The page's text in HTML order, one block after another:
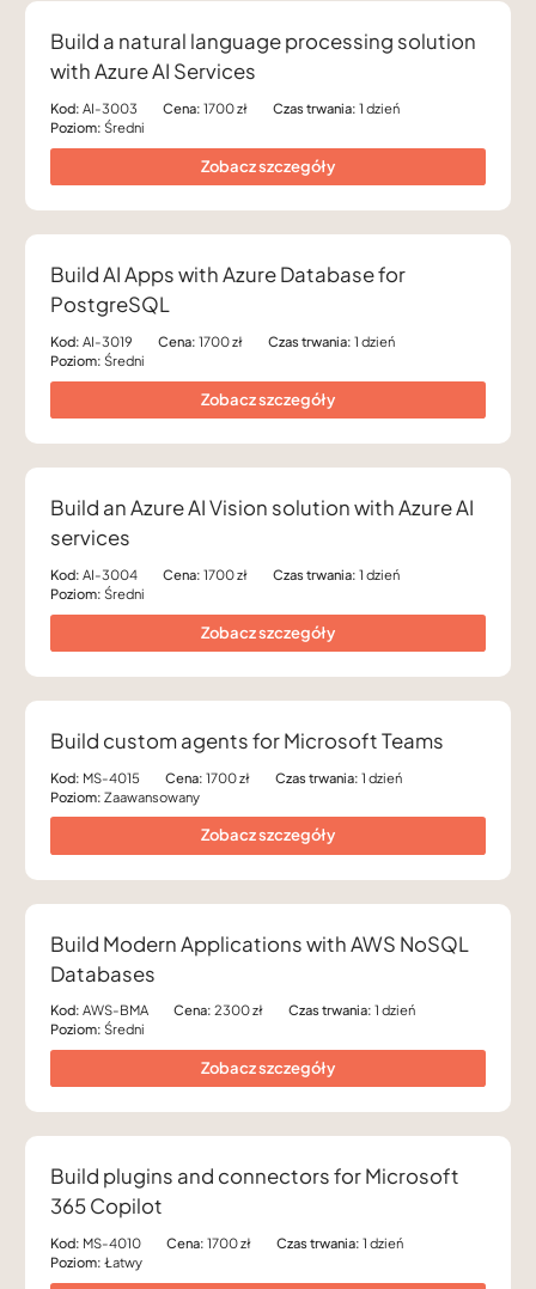
Build a natural language processing solution
with Azure AI Services
Kod: AI-3003 Cena: 1700 zł Czas trwania: 1 dzień
Poziom: Średni
Zobacz szczegóły
Build AI Apps with Azure Database for
PostgreSQL
Kod: AI-3019 Cena: 1700 zł Czas trwania: 1 dzień
Poziom: Średni
Zobacz szczegóły
Build an Azure AI Vision solution with Azure AI
services
Kod: AI-3004 Cena: 1700 zł Czas trwania: 1 dzień
Poziom: Średni
Zobacz szczegóły
Build custom agents for Microsoft Teams
Kod: MS-4015 Cena: 1700 zł Czas trwania: 1 dzień
Poziom: Zaawansowany
Zobacz szczegóły
Build Modern Applications with AWS NoSQL
Databases
Kod: AWS-BMA Cena: 2300 zł Czas trwania: 1 dzień
Poziom: Średni
Zobacz szczegóły
Build plugins and connectors for Microsoft
365 Copilot
Kod: MS-4010 Cena: 1700 zł Czas trwania: 1 dzień
Poziom: Łatwy